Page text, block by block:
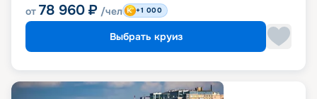
от 78 960 ₽ /чел +1 000
Выбрать круиз